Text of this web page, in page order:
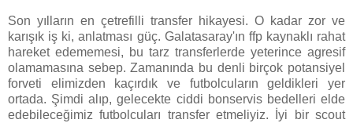
Son yılların en çetrefilli transfer hikayesi. O kadar zor ve
karışık iş ki, anlatması güç. Galatasaray'ın ffp kaynaklı rahat
hareket edememesi, bu tarz transferlerde yeterince agresif
olamamasına sebep. Zamanında bu denli birçok potansiyel
forveti elimizden kaçırdık ve futbolcuların geldikleri yer
ortada. Şimdi alıp, gelecekte ciddi bonservis bedelleri elde
edebileceğimiz futbolcuları transfer etmeliyiz. İyi bir scout